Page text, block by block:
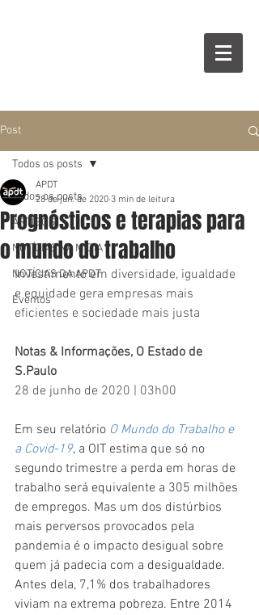
Post
Todos os posts
ARTIGOS
NOTÍCIAS NA MÍDIA
NOTÍCIAS DA APDT
Eventos
Todos os posts
Prognósticos e terapias para
o mundo do trabalho
APDT
28 de jun. de 2020 3 min de leitura
Investimento em diversidade, igualdade
e equidade gera empresas mais
eficientes e sociedade mais justa
Notas & Informações, O Estado de
S.Paulo
28 de junho de 2020 | 03h00
Em seu relatório O Mundo do Trabalho e
a Covid-19, a OIT estima que só no
segundo trimestre a perda em horas de
trabalho será equivalente a 305 milhões
de empregos. Mas um dos distúrbios
mais perversos provocados pela
pandemia é o impacto desigual sobre
quem já padecia com a desigualdade.
Antes dela, 7,1% dos trabalhadores
viviam na extrema pobreza. Entre 2014